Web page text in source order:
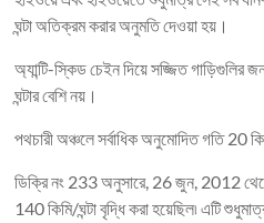
ঘন্টা অতিক্রম করার অনুমতি দেওয়া হয়।
অ্যান্টি-স্কিড চেইন দিয়ে সজ্জিত গাড়িগুলির
ঘন্টার বেশি নয়।
পথচারী অঞ্চলে সর্বাধিক অনুমোদিত গতি 20
ডিক্রি নং 233 অনুসারে, 26 জুন, 2012
140 কিমি/ঘন্টা বৃদ্ধি করা হয়েছিল৷ এটি